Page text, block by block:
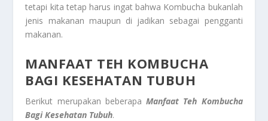
tetapi kita tetap harus ingat bahwa Kombucha bukanlah
jenis makanan maupun di jadikan sebagai pengganti
makanan.
MANFAAT TEH KOMBUCHA
BAGI KESEHATAN TUBUH
Berikut merupakan beberapaManfaat Teh Kombucha
Bagi Kesehatan Tubuh.